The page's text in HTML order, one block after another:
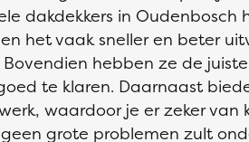
dakdekkers in Oudenbosch
het vaak sneller en beter
hebben ze de
te klaren. Daarnaast
waardoor je er zeker van
grote problemen zult